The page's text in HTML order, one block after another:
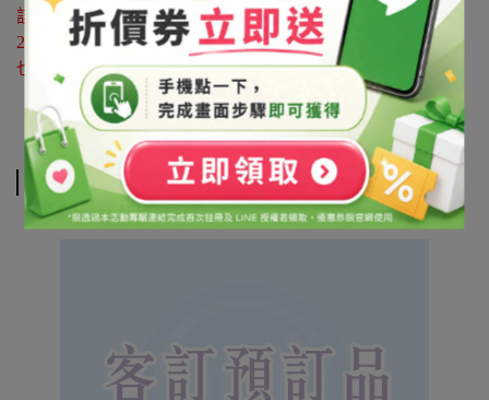
該原料屬於協尋客訂品，如有購買需求請來電洽詢02-
25596118
也可利用 LINE@官方帳號詢問 帳號搜尋「@syb1803x」
相關商品